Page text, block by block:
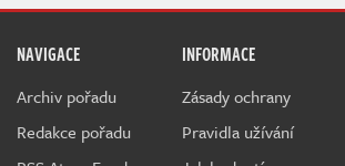
NAVIGACE
Archiv pořadu
Redakce pořadu
INFORMACE
Zásady ochrany
Pravidla užívání